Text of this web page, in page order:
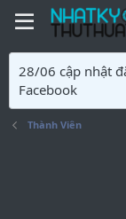
28/06 cập nhật
Facebook
Thành Viên